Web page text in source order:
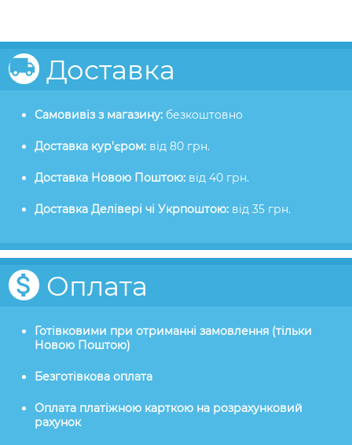
Доставка
Самовивіз з магазину: безкоштовно
Доставка кур'єром: від 80 грн.
Доставка Новою Поштою: від 40 грн.
Доставка Делівері чі Укрпоштою: від 35 грн.
Оплата
Готівковими при отриманні замовлення (тільки
Новою Поштою)
Безготівкова оплата
Оплата платіжною карткою на розрахунковий
рахунок